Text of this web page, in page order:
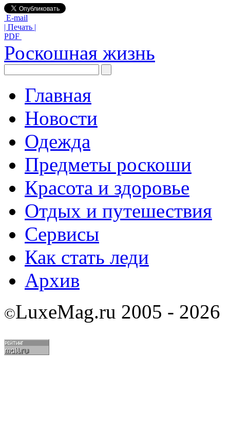
E-mail
| Печать |
PDF
Роскошная жизнь
Главная
Новости
Одежда
Предметы роскоши
Красота и здоровье
Отдых и путешествия
Сервисы
Как стать леди
Архив
©LuxeMag.ru 2005 - 2026